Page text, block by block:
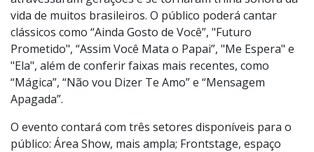
Com quase 30 anos de carreira, o Sorriso Maroto traz
para Indaiatuba um repertório repleto de músicas que
atravessaram gerações e se tornaram trilha sonora da
vida de muitos brasileiros. O público poderá cantar
clássicos como “Ainda Gosto de Você”, "Futuro
Prometido", “Assim Você Mata o Papai”, "Me Espera" e
"Ela", além de conferir faixas mais recentes, como
“Mágica”, “Não vou Dizer Te Amo” e “Mensagem